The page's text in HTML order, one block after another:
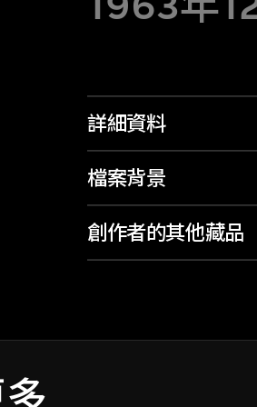
詳細資料
檔案背景
創作者的其他藏品